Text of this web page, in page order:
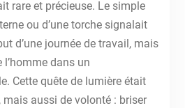
rare et précieuse. Le simple
ou d’une torche signalait
d’une journée de travail, mais
l’homme dans un
Cette quête de lumière était
aussi de volonté : briser